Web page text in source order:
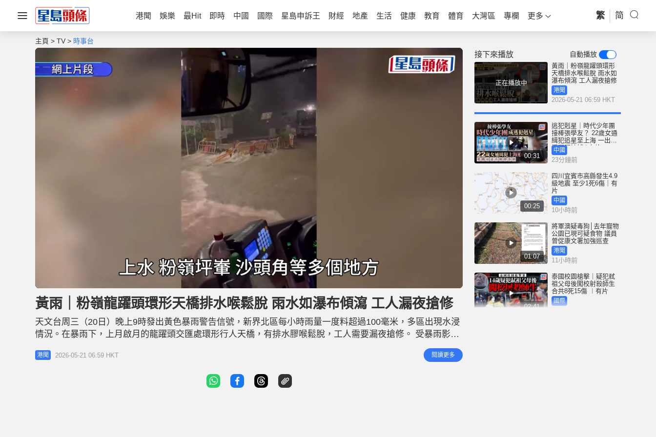
港聞 娛樂 最Hit 即時 中國 國際 星島申訴王 財經 地產 生活 健康 教育 體育 大灣區 專欄 更多 繁 简
主頁 TV 時事台
n
o
d
e
d
1
.
5
8
黃雨｜粉嶺龍躍頭環形天橋排水喉鬆脫 雨水如瀑布傾瀉 工人漏夜搶修
天文台周三（20日）晚上9時發出黃色暴雨警告信號，新界北區每小時雨量一度料超過100毫米，多區出現水浸
情況。在暴雨下，上月啟月的龍躍頭交匯處環形行人天橋，有排水膠喉鬆脫，工人需要漏夜搶修。 受暴雨影
響，龍躍頭交匯處環形行人天橋，一條原本將橋頂雨水引導至地面的排水膠喉懷疑鬆脫，大量雨水未有能正常
排走，從行人天橋頂猶如瀑布般瀉下。工程人員其後接報到場處理，重新將有關膠喉安裝及固定，事件中未有
港聞 2026-05-21 06:59 HKT 閱讀更多
接下來播放 自動播放
正在播放中
黃雨｜粉嶺龍躍頭環形
天橋排水喉鬆脫 雨水如
瀑布傾瀉 工人漏夜搶修
港聞
2026-05-21 06:59 HKT
00:31
逃犯剋星｜時代少年團
接棒張學友？ 22歲女通
緝犯追星至上海 一出地
鐵閘即被捕 | 有片
中國
23分鐘前
00:25
四川宜賓市高縣發生4.9
級地震 至少1死6傷｜有
片
中國
10小時前
01:07
將軍澳疑毒狗│去年寵物
公園已現可疑食物 議員
曾促康文署加強巡查
港聞
11小時前
02:41
泰國校園槍擊｜疑犯弒
祖父母後闖校射殺師生
合共8死15傷 ︱有片
國際